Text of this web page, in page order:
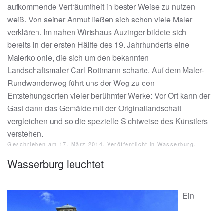
aufkommende Verträumtheit in bester Weise zu nutzen
weiß. Von seiner Anmut ließen sich schon viele Maler
verklären. Im nahen Wirtshaus Auzinger bildete sich
bereits in der ersten Hälfte des 19. Jahrhunderts eine
Malerkolonie, die sich um den bekannten
Landschaftsmaler Carl Rottmann scharte. Auf dem Maler-
Rundwanderweg führt uns der Weg zu den
Entstehungsorten vieler berühmter Werke: Vor Ort kann der
Gast dann das Gemälde mit der Originallandschaft
vergleichen und so die spezielle Sichtweise des Künstlers
verstehen.
Geschrieben am 17. März 2014 . Veröffentlicht in Wasserburg
Wasserburg leuchtet
Ein